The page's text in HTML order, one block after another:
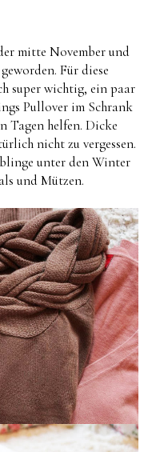
mitte November und
Für diese
super wichtig, ein paar
Pullover im Schrank
Tagen helfen. Dicke
nicht zu vergessen.
unter den Winter
und Mützen.